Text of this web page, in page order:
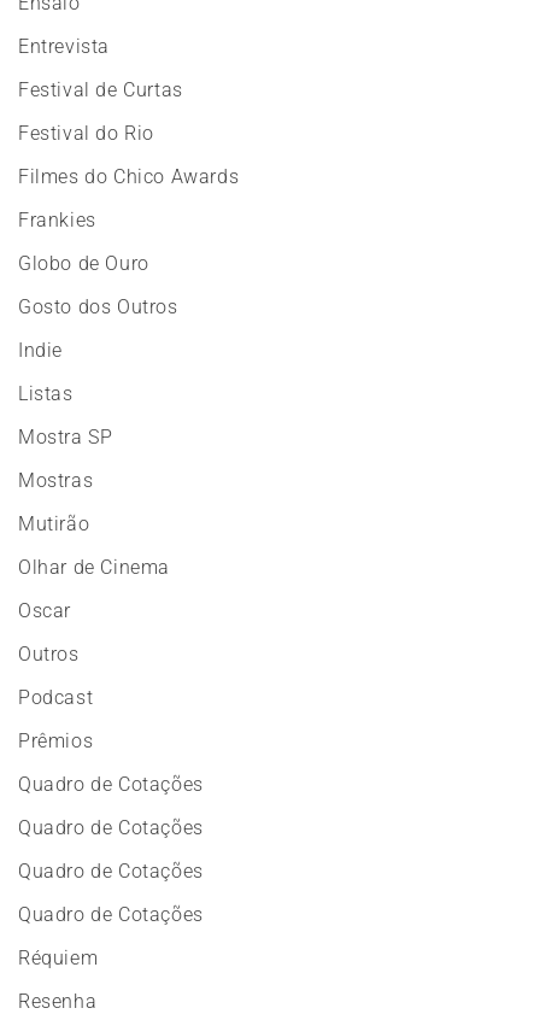
Entrevista
Festival de Curtas
Festival do Rio
Filmes do Chico Awards
Frankies
Globo de Ouro
Gosto dos Outros
Indie
Listas
Mostra SP
Mostras
Mutirão
Olhar de Cinema
Oscar
Outros
Podcast
Prêmios
Quadro de Cotações
Quadro de Cotações
Quadro de Cotações
Quadro de Cotações
Réquiem
Resenha